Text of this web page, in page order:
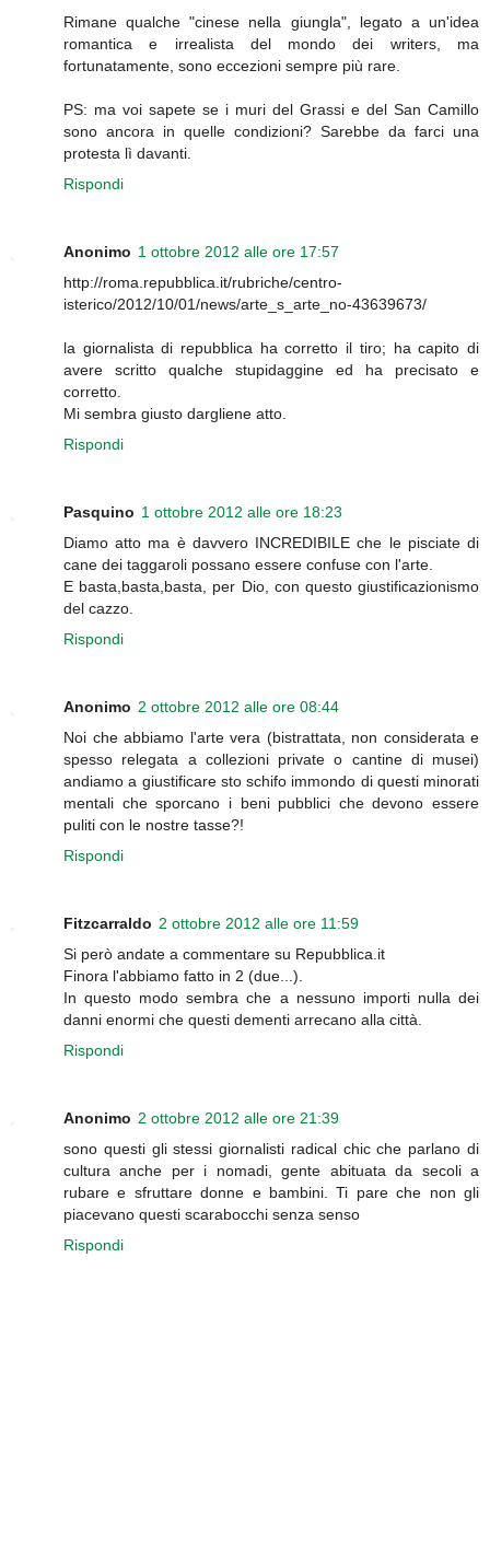
Rimane qualche "cinese nella giungla", legato a un'idea
romantica e irrealista del mondo dei writers, ma
fortunatamente, sono eccezioni sempre più rare.
PS: ma voi sapete se i muri del Grassi e del San Camillo
sono ancora in quelle condizioni? Sarebbe da farci una
protesta lì davanti.
Rispondi
Anonimo 1 ottobre 2012 alle ore 17:57
http://roma.repubblica.it/rubriche/centro-
isterico/2012/10/01/news/arte_s_arte_no-43639673/
la giornalista di repubblica ha corretto il tiro; ha capito di
avere scritto qualche stupidaggine ed ha precisato e
corretto.
Mi sembra giusto dargliene atto.
Rispondi
Pasquino 1 ottobre 2012 alle ore 18:23
Diamo atto ma è davvero INCREDIBILE che le pisciate di
cane dei taggaroli possano essere confuse con l'arte.
E basta,basta,basta, per Dio, con questo giustificazionismo
del cazzo.
Rispondi
Anonimo 2 ottobre 2012 alle ore 08:44
Noi che abbiamo l'arte vera (bistrattata, non considerata e
spesso relegata a collezioni private o cantine di musei)
andiamo a giustificare sto schifo immondo di questi minorati
mentali che sporcano i beni pubblici che devono essere
puliti con le nostre tasse?!
Rispondi
Fitzcarraldo 2 ottobre 2012 alle ore 11:59
Si però andate a commentare su Repubblica.it
Finora l'abbiamo fatto in 2 (due...).
In questo modo sembra che a nessuno importi nulla dei
danni enormi che questi dementi arrecano alla città.
Rispondi
Anonimo 2 ottobre 2012 alle ore 21:39
sono questi gli stessi giornalisti radical chic che parlano di
cultura anche per i nomadi, gente abituata da secoli a
rubare e sfruttare donne e bambini. Ti pare che non gli
piacevano questi scarabocchi senza senso
Rispondi